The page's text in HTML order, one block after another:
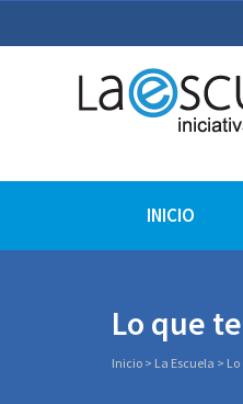
La
INICIO
Lo que
Inicio > La Escuela >